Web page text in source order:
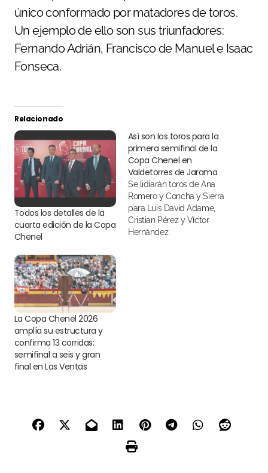
único conformado por matadores de toros.
Un ejemplo de ello son sus triunfadores:
Fernando Adrián, Francisco de Manuel e Isaac
Fonseca.
Relacionado
Todos los detalles de la
cuarta edición de la Copa
Chenel
Así son los toros para la
primera semifinal de la
Copa Chenel en
Valdetorres de Jarama
Se lidiarán toros de Ana
Romero y Concha y Sierra
para Luis David Adame,
Cristian Pérez y Víctor
Hernández
La Copa Chenel 2026
amplía su estructura y
confirma 13 corridas:
semifinal a seis y gran
final en Las Ventas